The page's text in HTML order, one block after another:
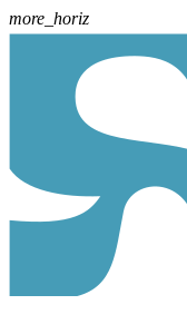
more_horiz